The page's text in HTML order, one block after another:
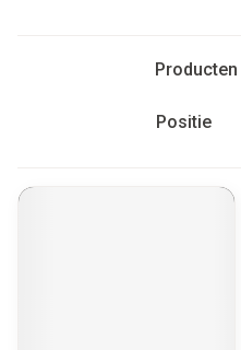
Producten
Sorteer op: